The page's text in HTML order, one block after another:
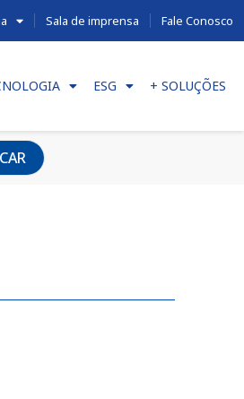
Sala de imprensa Fale Conosco
ESG + SOLUÇÕES